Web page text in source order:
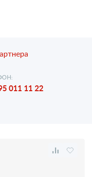
011 11 22